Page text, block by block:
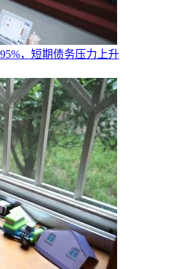
，短期债务压力上升